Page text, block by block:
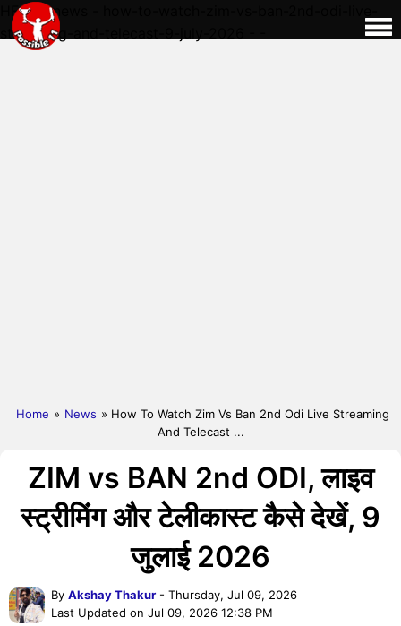
HERE - news - how-to-watch-zim-vs-ban-2nd-odi-live-
streaming-and-telecast-9-july-2026 - -
Home » News » How To Watch Zim Vs Ban 2nd Odi Live Streaming
And Telecast ...
ZIM vs BAN 2nd ODI, लाइव
स्ट्रीमिंग और टेलीकास्ट कैसे देखें, 9
जुलाई 2026
By Akshay Thakur - Thursday, Jul 09, 2026
Last Updated on Jul 09, 2026 12:38 PM